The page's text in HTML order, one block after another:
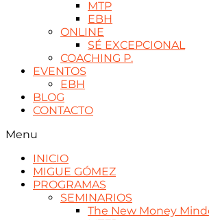
MTP
EBH
ONLINE
SÉ EXCEPCIONAL
COACHING P.
EVENTOS
EBH
BLOG
CONTACTO
Menu
INICIO
MIGUE GÓMEZ
PROGRAMAS
SEMINARIOS
The New Money